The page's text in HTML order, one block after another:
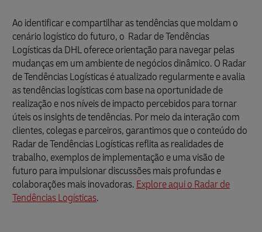
Ao identificar e compartilhar as tendências que moldam o
cenário logístico do futuro, o Radar de Tendências
Logísticas da DHL oferece orientação para navegar pelas
mudanças em um ambiente de negócios dinâmico. O Radar
de Tendências Logísticas é atualizado regularmente e avalia
as tendências logísticas com base na oportunidade de
realização e nos níveis de impacto percebidos para tornar
úteis os insights de tendências. Por meio da interação com
clientes, colegas e parceiros, garantimos que o conteúdo do
Radar de Tendências Logísticas reflita as realidades de
trabalho, exemplos de implementação e uma visão de
futuro para impulsionar discussões mais profundas e
colaborações mais inovadoras. Explore aqui o Radar de
Tendências Logísticas.